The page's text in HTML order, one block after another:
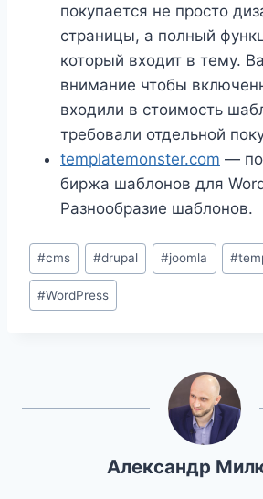
покупается не просто
страницы, а полный
который входит в тему.
внимание чтобы
входили в стоимость
требовали отдельной
templatemonster.com —
биржа шаблонов для
Разнообразие шаблонов.
Метки
записи:
#cms #drupal #joomla #
#WordPress
Александр